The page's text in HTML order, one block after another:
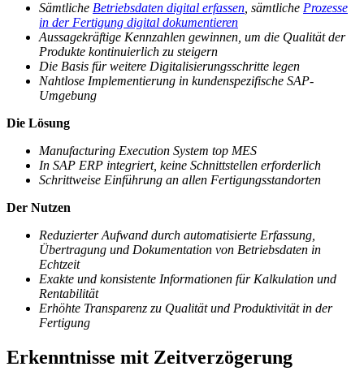
Sämtliche Betriebsdaten digital erfassen, sämtliche Prozesse
in der Fertigung digital dokumentieren
Aussagekräftige Kennzahlen gewinnen, um die Qualität der
Produkte kontinuierlich zu steigern
Die Basis für weitere Digitalisierungsschritte legen
Nahtlose Implementierung in kundenspezifische SAP-
Umgebung
Die Lösung
Manufacturing Execution System top MES
In SAP ERP integriert, keine Schnittstellen erforderlich
Schrittweise Einführung an allen Fertigungsstandorten
Der Nutzen
Reduzierter Aufwand durch automatisierte Erfassung,
Übertragung und Dokumentation von Betriebsdaten in
Echtzeit
Exakte und konsistente Informationen für Kalkulation und
Rentabilität
Erhöhte Transparenz zu Qualität und Produktivität in der
Fertigung
Erkenntnisse mit Zeitverzögerung